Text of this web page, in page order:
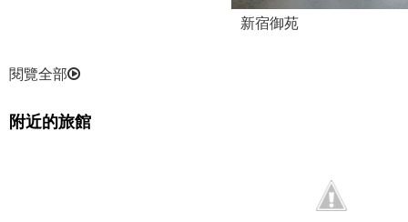
新宿御苑
閱覽全部
附近的旅館